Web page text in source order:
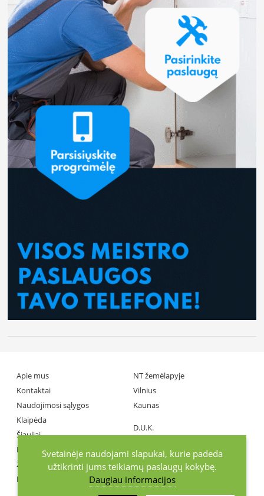
Apie mus
Kontaktai
Naudojimosi sąlygos
NT žemėlapyje
Vilnius
Kaunas
Klaipėda
Šiauliai
Panevėžys
D.U.K.
Žiniasklaida
Investuotojai
+370686 77737
Svetainėje naudojami slapukai, kurie padeda
užtikrinti jums teikiamų paslaugų kokybę.
Daugiau informacijos